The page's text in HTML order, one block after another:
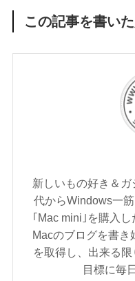
この記事を書い
新しいもの好き＆
代からWindows一
｢Mac mini｣を購入
Macのブログを書き
を取得し、出来る
目標に毎